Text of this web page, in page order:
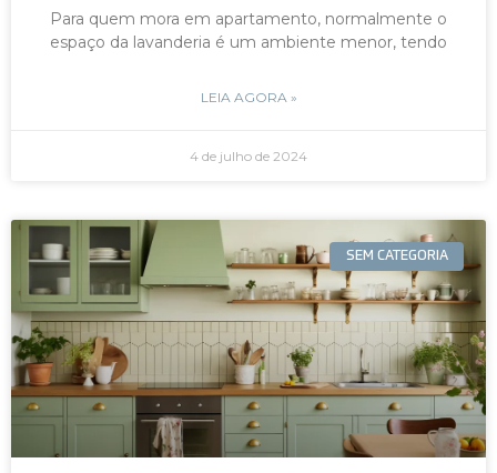
Para quem mora em apartamento, normalmente o
espaço da lavanderia é um ambiente menor, tendo
LEIA AGORA »
4 de julho de 2024
SEM CATEGORIA